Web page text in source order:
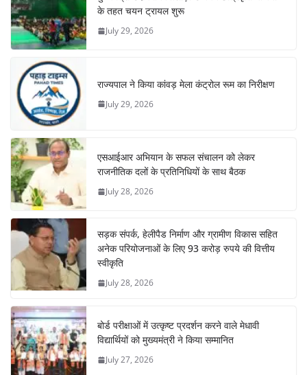
के तहत चयन ट्रायल शुरू
July 29, 2026
राज्यपाल ने किया कांवड़ मेला कंट्रोल रूम का निरीक्षण
July 29, 2026
एसआईआर अभियान के सफल संचालन को लेकर
राजनीतिक दलों के प्रतिनिधियों के साथ बैठक
July 28, 2026
सड़क संपर्क, हेलीपैड निर्माण और ग्रामीण विकास सहित
अनेक परियोजनाओं के लिए 93 करोड़ रुपये की वित्तीय
स्वीकृति
July 28, 2026
बोर्ड परीक्षाओं में उत्कृष्ट प्रदर्शन करने वाले मेधावी
विद्यार्थियों को मुख्यमंत्री ने किया सम्मानित
July 27, 2026